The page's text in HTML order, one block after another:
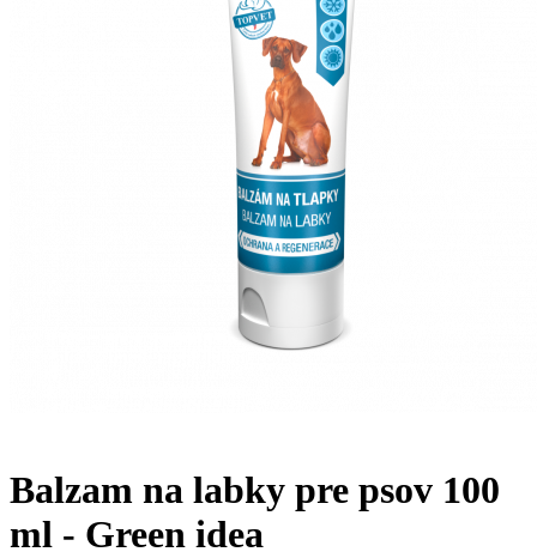
Balzam na labky pre psov 100
ml - Green idea